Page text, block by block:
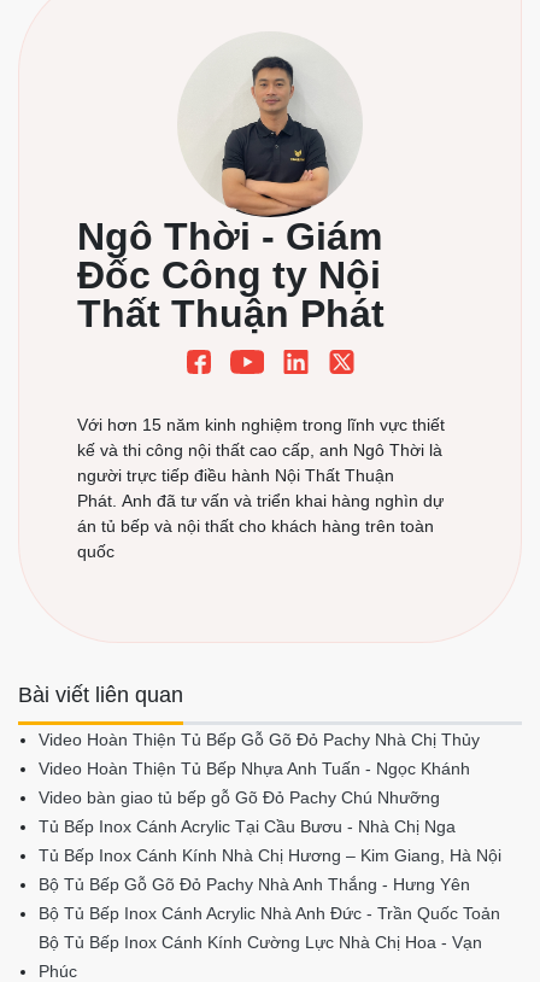
Ngô Thời - Giám
Đốc Công ty Nội
Thất Thuận Phát
Với hơn 15 năm kinh nghiệm trong lĩnh vực thiết
kế và thi công nội thất cao cấp, anh Ngô Thời là
người trực tiếp điều hành Nội Thất Thuận
Phát. Anh đã tư vấn và triển khai hàng nghìn dự
án tủ bếp và nội thất cho khách hàng trên toàn
quốc
Bài viết liên quan
Video Hoàn Thiện Tủ Bếp Gỗ Gõ Đỏ Pachy Nhà Chị Thủy
Video Hoàn Thiện Tủ Bếp Nhựa Anh Tuấn - Ngọc Khánh
Video bàn giao tủ bếp gỗ Gõ Đỏ Pachy Chú Nhưỡng
Tủ Bếp Inox Cánh Acrylic Tại Cầu Bươu - Nhà Chị Nga
Tủ Bếp Inox Cánh Kính Nhà Chị Hương – Kim Giang, Hà Nội
Bộ Tủ Bếp Gỗ Gõ Đỏ Pachy Nhà Anh Thắng - Hưng Yên
Bộ Tủ Bếp Inox Cánh Acrylic Nhà Anh Đức - Trần Quốc Toản
Bộ Tủ Bếp Inox Cánh Kính Cường Lực Nhà Chị Hoa - Vạn
Phúc